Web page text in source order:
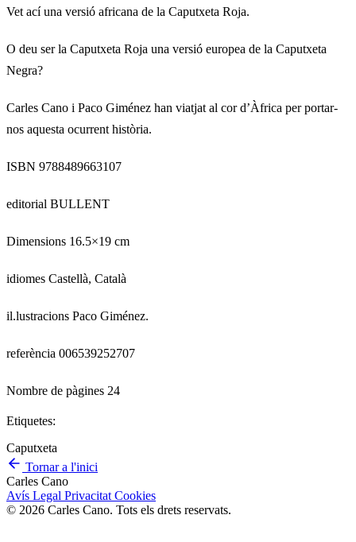
Vet ací una versió africana de la Caputxeta Roja.
O deu ser la Caputxeta Roja una versió europea de la Caputxeta
Negra?
Carles Cano i Paco Giménez han viatjat al cor d’Àfrica per portar-
nos aquesta ocurrent història.
ISBN 9788489663107
editorial BULLENT
Dimensions 16.5×19 cm
idiomes Castellà, Català
il.lustracions Paco Giménez.
referència 006539252707
Nombre de pàgines 24
Etiquetes:
Caputxeta
Tornar a l'inici
Carles Cano
Avís Legal Privacitat Cookies
© 2026 Carles Cano. Tots els drets reservats.